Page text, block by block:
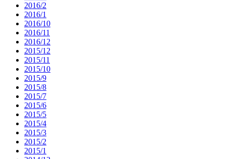
2016/2
2016/1
2016/10
2016/11
2016/12
2015/12
2015/11
2015/10
2015/9
2015/8
2015/7
2015/6
2015/5
2015/4
2015/3
2015/2
2015/1